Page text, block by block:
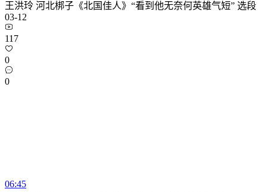
王洪玲 河北梆子《北国佳人》“看到他无奈何英雄气短” 选段
03-12
117
0
0
06:45